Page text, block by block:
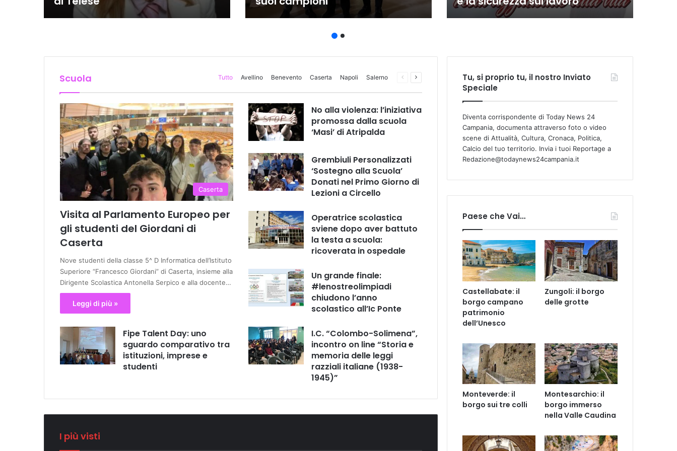
Scuola Tutto Avellino Benevento Caserta Napoli Salerno
Pagina
Caserta
Visita al Parlamento Europeo per
gli studenti del Giordani di
Caserta
Nove studenti della classe 5^ D Informatica dell’Istituto
Superiore “Francesco Giordani” di Caserta, insieme alla
Dirigente Scolastica Antonella Serpico e alla docente…
Leggi di più »
No alla violenza: l’iniziativa
promossa dalla scuola
‘Masi’ di Atripalda
Grembiuli Personalizzati
‘Sostegno alla Scuola’
Donati nel Primo Giorno di
Lezioni a Circello
Operatrice scolastica
sviene dopo aver battuto
la testa a scuola:
ricoverata in ospedale
Un grande finale:
#lenostreolimpiadi
chiudono l’anno
scolastico all’Ic Ponte
Fipe Talent Day: uno
sguardo comparativo tra
istituzioni, imprese e
studenti
I.C. “Colombo-Solimena”,
incontro on line “Storia e
memoria delle leggi
razziali italiane (1938-
1945)”
I più visti
Tu, si proprio tu, il nostro Inviato
Speciale
Diventa corrispondente di Today News 24
Campania, documenta attraverso foto o video
scene di Attualità, Cultura, Cronaca, Politica,
Calcio del tuo territorio. Invia i tuoi Reportage a
Redazione@todaynews24campania.it
Paese che Vai…
Castellabate: il
borgo campano
patrimonio
dell’Unesco
Zungoli: il borgo
delle grotte
Monteverde: il
borgo sui tre colli
Montesarchio: il
borgo immerso
nella Valle Caudina